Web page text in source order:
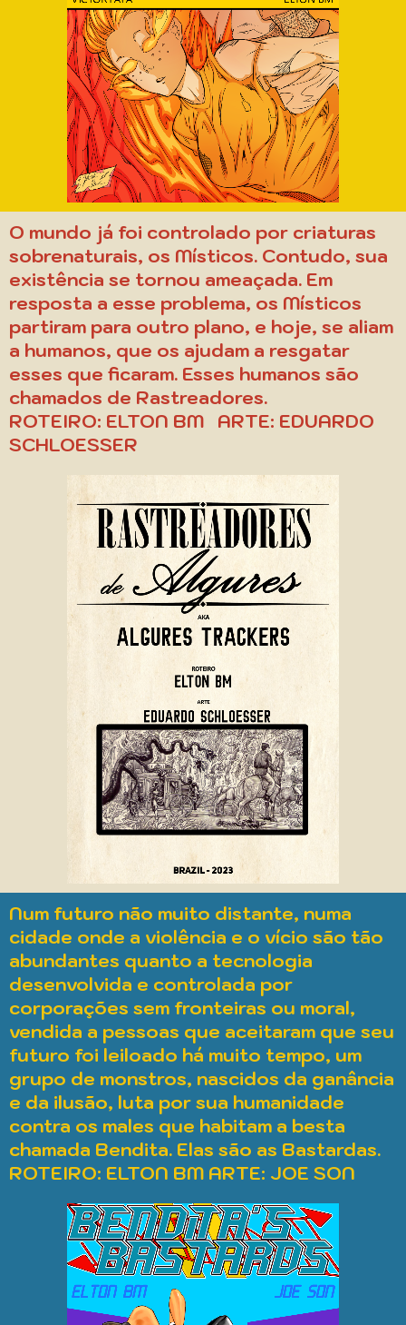
O mundo já foi controlado por criaturas
sobrenaturais, os Místicos. Contudo, sua
existência se tornou ameaçada. Em
resposta a esse problema, os Místicos
partiram para outro plano, e hoje, se aliam
a humanos, que os ajudam a resgatar
esses que ficaram. Esses humanos são
chamados de Rastreadores.
ROTEIRO: ELTON BM ARTE: EDUARDO
SCHLOESSER
Num futuro não muito distante, numa
cidade onde a violência e o vício são tão
abundantes quanto a tecnologia
desenvolvida e controlada por
corporações sem fronteiras ou moral,
vendida a pessoas que aceitaram que seu
futuro foi leiloado há muito tempo, um
grupo de monstros, nascidos da ganância
e da ilusão, luta por sua humanidade
contra os males que habitam a besta
chamada Bendita. Elas são as Bastardas.
ROTEIRO: ELTON BM ARTE: JOE SON